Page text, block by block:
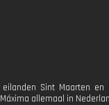
Sint Maarten
allemaal in